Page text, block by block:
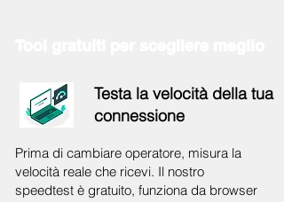
Testa la velocità della tua
connessione
Prima di cambiare operatore, misura la
velocità reale che ricevi. Il nostro
speedtest è gratuito, funziona da browser